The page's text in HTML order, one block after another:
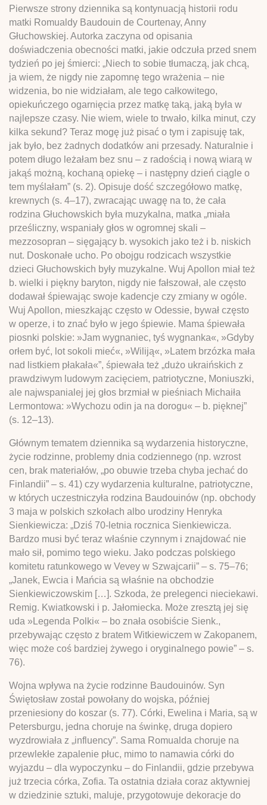
Pierwsze strony dziennika są kontynuacją historii rodu
matki Romualdy Baudouin de Courtenay, Anny
Głuchowskiej. Autorka zaczyna od opisania
doświadczenia obecności matki, jakie odczuła przed snem
tydzień po jej śmierci: „Niech to sobie tłumaczą, jak chcą,
ja wiem, że nigdy nie zapomnę tego wrażenia – nie
widzenia, bo nie widziałam, ale tego całkowitego,
opiekuńczego ogarnięcia przez matkę taką, jaką była w
najlepsze czasy. Nie wiem, wiele to trwało, kilka minut, czy
kilka sekund? Teraz mogę już pisać o tym i zapisuję tak,
jak było, bez żadnych dodatków ani przesady. Naturalnie i
potem długo leżałam bez snu – z radością i nową wiarą w
jakąś możną, kochaną opiekę – i następny dzień ciągle o
tem myślałam” (s. 2). Opisuje dość szczegółowo matkę,
krewnych (s. 4–17), zwracając uwagę na to, że cała
rodzina Głuchowskich była muzykalna, matka „miała
prześliczny, wspaniały głos w ogromnej skali –
mezzosopran – sięgający b. wysokich jako też i b. niskich
nut. Doskonałe ucho. Po obojgu rodzicach wszystkie
dzieci Głuchowskich były muzykalne. Wuj Apollon miał też
b. wielki i piękny baryton, nigdy nie fałszował, ale często
dodawał śpiewając swoje kadencje czy zmiany w ogóle.
Wuj Apollon, mieszkając często w Odessie, bywał często
w operze, i to znać było w jego śpiewie. Mama śpiewała
piosnki polskie: »Jam wygnaniec, tyś wygnanka«, »Gdyby
orłem być, lot sokoli mieć«, »Wiliją«, »Latem brzózka mała
nad listkiem płakała«”, śpiewała też „dużo ukraińskich z
prawdziwym ludowym zacięciem, patriotyczne, Moniuszki,
ale najwspanialej jej głos brzmiał w pieśniach Michaiła
Lermontowa: »Wychozu odin ja na dorogu« – b. pięknej”
(s. 12–13).
Głównym tematem dziennika są wydarzenia historyczne,
życie rodzinne, problemy dnia codziennego (np. wzrost
cen, brak materiałów, „po obuwie trzeba chyba jechać do
Finlandii” – s. 41) czy wydarzenia kulturalne, patriotyczne,
w których uczestniczyła rodzina Baudouinów (np. obchody
3 maja w polskich szkołach albo urodziny Henryka
Sienkiewicza: „Dziś 70-letnia rocznica Sienkiewicza.
Bardzo musi być teraz właśnie czynnym i znajdować nie
mało sił, pomimo tego wieku. Jako podczas polskiego
komitetu ratunkowego w Vevey w Szwajcarii” – s. 75–76;
„Janek, Ewcia i Mańcia są właśnie na obchodzie
Sienkiewiczowskim […]. Szkoda, że prelegenci nieciekawi.
Remig. Kwiatkowski i p. Jałomiecka. Może zresztą jej się
uda »Legenda Polki« – bo znała osobiście Sienk.,
przebywając często z bratem Witkiewiczem w Zakopanem,
więc może coś bardziej żywego i oryginalnego powie” – s.
76).
Wojna wpływa na życie rodzinne Baudouinów. Syn
Świętosław został powołany do wojska, później
przeniesiony do koszar (s. 77). Córki, Ewelina i Maria, są w
Petersburgu, jedna choruje na świnkę, druga dopiero
wyzdrowiała z „influency”. Sama Romualda choruje na
przewlekłe zapalenie płuc, mimo to namawia córki do
wyjazdu – dla wypoczynku – do Finlandii, gdzie przebywa
już trzecia córka, Zofia. Ta ostatnia działa coraz aktywniej
w dziedzinie sztuki, maluje, przygotowuje dekoracje do